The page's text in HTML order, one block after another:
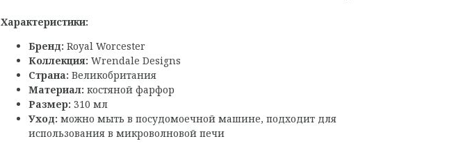
Характеристики:
Бренд: Royal Worcester
Коллекция: Wrendale Designs
Страна: Великобритания
Материал: костяной фарфор
Размер: 310 мл
Уход: можно мыть в посудомоечной машине, подходит для
использования в микроволновой печи